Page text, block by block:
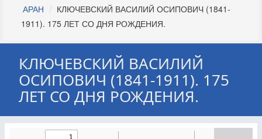
Строка
навигации
АРАН
КЛЮЧЕВСКИЙ ВАСИЛИЙ ОСИПОВИЧ (1841-
1911). 175 ЛЕТ СО ДНЯ РОЖДЕНИЯ.
КЛЮЧЕВСКИЙ ВАСИЛИЙ
ОСИПОВИЧ (1841-1911). 175
ЛЕТ СО ДНЯ РОЖДЕНИЯ.